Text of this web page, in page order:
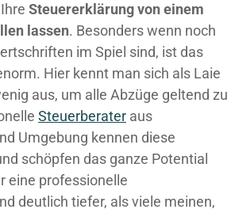
Steuererklärung von einem
lassen. Besonders wenn noch
im Spiel sind, ist das
Hier kennt man sich als Laie
aus, um alle Abzüge geltend zu
Steuerberater aus
Umgebung kennen diese
schöpfen das ganze Potential
eine professionelle
deutlich tiefer, als viele meinen,